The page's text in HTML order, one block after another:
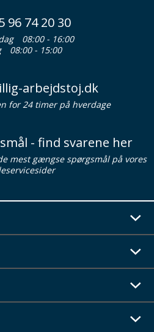
96 74 20 30
08:00 - 16:00
08:00 - 15:00
arbejdstoj.dk
for 24 timer på hverdage
- find svarene her
mest gængse spørgsmål på vores